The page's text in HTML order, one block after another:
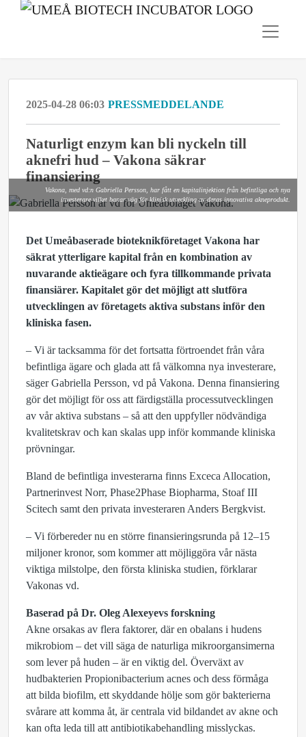
2025-04-28 06:03 PRESSMEDDELANDE
Naturligt enzym kan bli nyckeln till
aknefri hud – Vakona säkrar
finansiering
Vakona, med vd:n Gabriella Persson, har fått en kapitalinjektion från befintliga och nya
investerare vilket banar väg för klinisk utveckling av deras innovativa akneprodukt.
Det Umeåbaserade bioteknikföretaget Vakona har
säkrat ytterligare kapital från en kombination av
nuvarande aktieägare och fyra tillkommande privata
finansiärer. Kapitalet gör det möjligt att slutföra
utvecklingen av företagets aktiva substans inför den
kliniska fasen.
– Vi är tacksamma för det fortsatta förtroendet från våra
befintliga ägare och glada att få välkomna nya investerare,
säger Gabriella Persson, vd på Vakona. Denna finansiering
gör det möjligt för oss att färdigställa processutvecklingen
av vår aktiva substans – så att den uppfyller nödvändiga
kvalitetskrav och kan skalas upp inför kommande kliniska
prövningar.
Bland de befintliga investerarna finns Exceca Allocation,
Partnerinvest Norr, Phase2Phase Biopharma, Stoaf III
Scitech samt den privata investeraren Anders Bergkvist.
– Vi förbereder nu en större finansieringsrunda på 12–15
miljoner kronor, som kommer att möjliggöra vår nästa
viktiga milstolpe, den första kliniska studien, förklarar
Vakonas vd.
Baserad på Dr. Oleg Alexeyevs forskning
Akne orsakas av flera faktorer, där en obalans i hudens
mikrobiom – det vill säga de naturliga mikroorgansimerna
som lever på huden – är en viktig del. Överväxt av
hudbakterien Propionibacterium acnes och dess förmåga
att bilda biofilm, ett skyddande hölje som gör bakterierna
svårare att komma åt, är centrala vid bildandet av akne och
kan ofta leda till att antibiotikabehandling misslyckas.